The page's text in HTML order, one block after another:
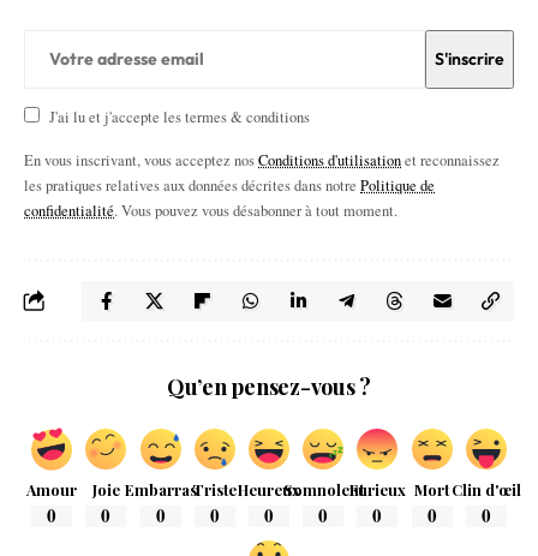
J'ai lu et j'accepte les termes & conditions
En vous inscrivant, vous acceptez nosConditions d'utilisationet reconnaissez
les pratiques relatives aux données décrites dans notre Politique de
confidentialité. Vous pouvez vous désabonner à tout moment.
Qu’en pensez-vous ?
Amour
0
Joie
0
Embarras
0
Triste
0
Heureux
0
Somnolent
0
Furieux
0
Mort
0
Clin d'œil
0